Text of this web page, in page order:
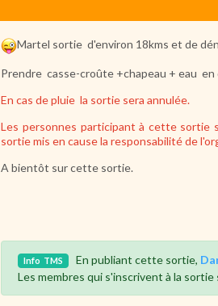
Martel sortie d'environ 18kms et de
Prendre casse-croûte +chapeau + eau
En cas de pluie la sortie sera annulée.
Les personnes participant à cette sortie
sortie mis en cause la responsabilité de
A bientôt sur cette sortie.
Info TMS En publiant cette sortie,
Les membres qui s'inscrivent à la